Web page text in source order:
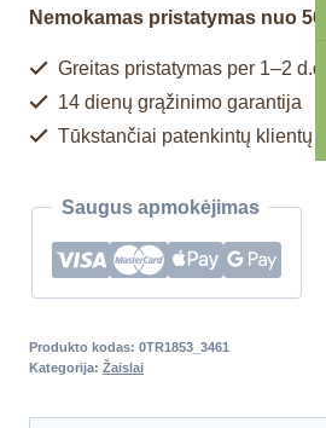
Nemokamas pristatymas nuo 50€
Greitas pristatymas per 1–2 d.d.
14 dienų grąžinimo garantija
Tūkstančiai patenkintų klientų
Saugus apmokėjimas
Produkto kodas: 0TR1853_3461
Kategorija: Žaislai